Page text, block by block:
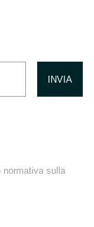
normativa sulla